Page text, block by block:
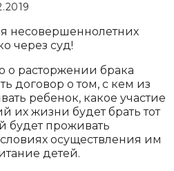
несовершеннолетних
через суд!
о расторжении брака
договор о том, с кем из
ребенок, какое участие
их жизни будет брать тот
будет проживать
осуществления им
детей.